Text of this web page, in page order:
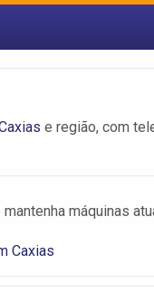
e região, com
máquinas
Caxias